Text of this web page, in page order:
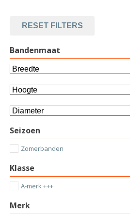
RESET FILTERS
Bandenmaat
Seizoen
Zomerbanden
Klasse
A-merk +++
Merk